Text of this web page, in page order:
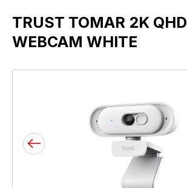
TRUST TOMAR 2K QHD
WEBCAM WHITE